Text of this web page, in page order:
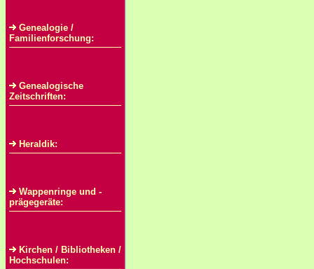
Genealogie /
Familienforschung:
Genealogische
Zeitschriften:
Heraldik:
Wappenringe und -
prägegeräte:
Kirchen / Bibliotheken /
Hochschulen: